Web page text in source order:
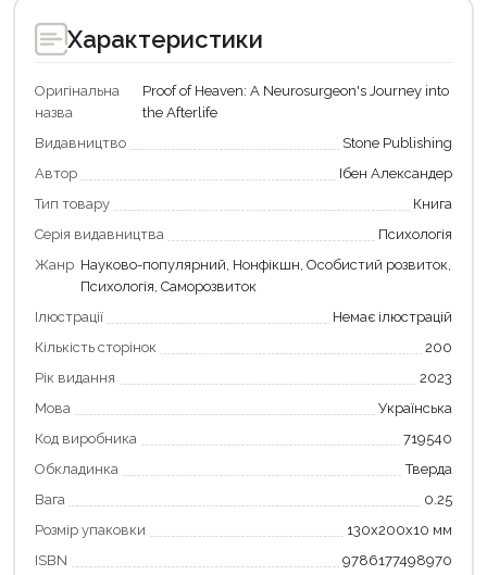
Характеристики
Оригінальна
назва
Proof of Heaven: A Neurosurgeon's Journey into
the Afterlife
Видавництво
Stone Publishing
Автор
Ібен Александер
Тип товару
Книга
Серія видавництва
Психологія
Жанр Науково-популярний, Нонфікшн, Особистий розвиток,
Психологія, Саморозвиток
Ілюстрації
Немає ілюстрацій
Кількість сторінок
200
Рік видання
2023
Мова
Українська
Код виробника
719540
Обкладинка
Тверда
Вага
0.25
Розмір упаковки
130x200x10 мм
ISBN
9786177498970